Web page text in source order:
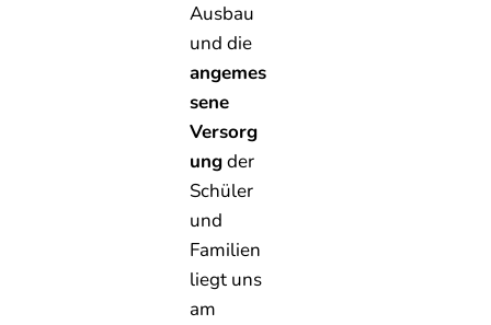
Ausbau
und die
angemes
sene
Versorg
ungder
Schüler
und
Familien
liegt uns
am